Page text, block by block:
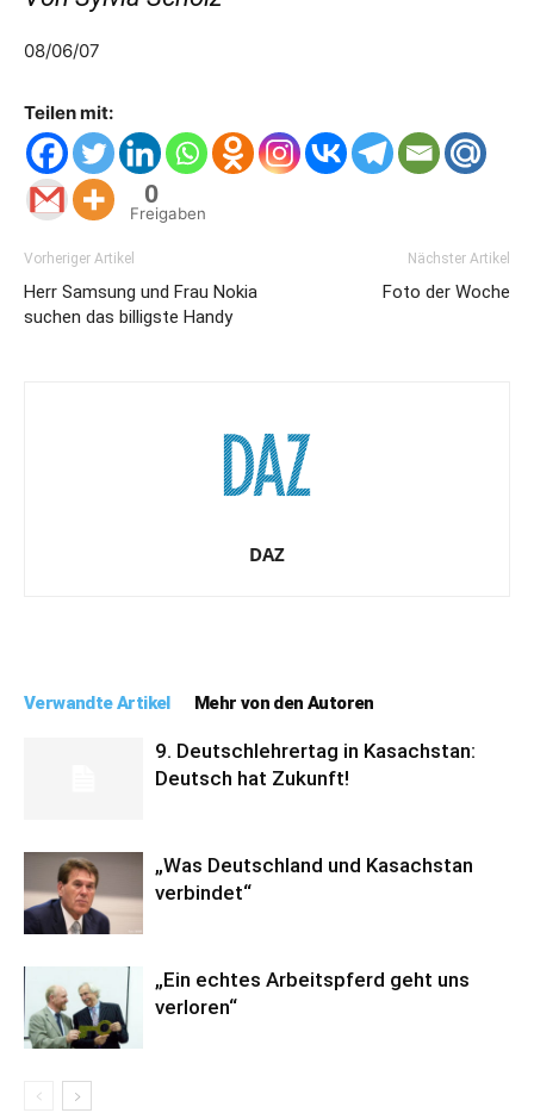
08/06/07
Teilen mit:
0
Freigaben
Vorheriger Artikel
Herr Samsung und Frau Nokia
suchen das billigste Handy
Nächster Artikel
Foto der Woche
DAZ
Verwandte Artikel Mehr von den Autoren
9. Deutschlehrertag in Kasachstan:
Deutsch hat Zukunft!
„Was Deutschland und Kasachstan
verbindet“
„Ein echtes Arbeitspferd geht uns
verloren“